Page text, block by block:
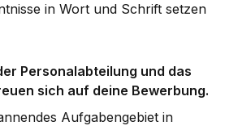
in Wort und Schrift setzen
Personalabteilung und das
sich auf deine Bewerbung.
Aufgabengebiet in